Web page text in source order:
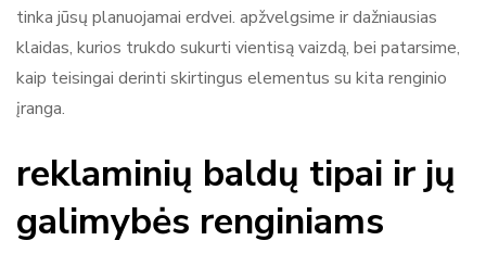
tinka jūsų planuojamai erdvei. apžvelgsime ir dažniausias
klaidas, kurios trukdo sukurti vientisą vaizdą, bei patarsime,
kaip teisingai derinti skirtingus elementus su kita renginio
įranga.
reklaminių baldų tipai ir jų
galimybės renginiams